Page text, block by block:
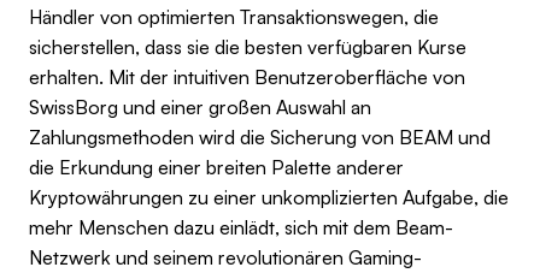
Händler von optimierten Transaktionswegen, die
sicherstellen, dass sie die besten verfügbaren Kurse
erhalten. Mit der intuitiven Benutzeroberfläche von
SwissBorg und einer großen Auswahl an
Zahlungsmethoden wird die Sicherung von BEAM und
die Erkundung einer breiten Palette anderer
Kryptowährungen zu einer unkomplizierten Aufgabe, die
mehr Menschen dazu einlädt, sich mit dem Beam-
Netzwerk und seinem revolutionären Gaming-